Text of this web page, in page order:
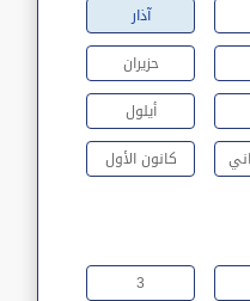
آذار
حزيران
أيلول
كانون الأول
3